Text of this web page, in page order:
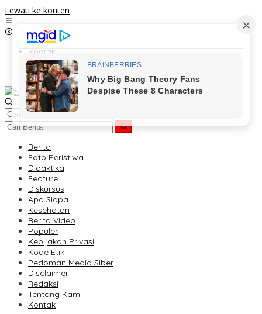
Lewati ke konten
Kontak
Redaksi
Tentang Kami
Berita
Foto Peristiwa
Didaktika
Feature
Diskursus
Apa Siapa
Kesehatan
Berita Video
Populer
Kebijakan Privasi
Kode Etik
Pedoman Media Siber
Disclaimer
Redaksi
Tentang Kami
Kontak